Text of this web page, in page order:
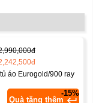
áo Eurogold/900 ray
-15%
Quà tặng thêm keyboard_return